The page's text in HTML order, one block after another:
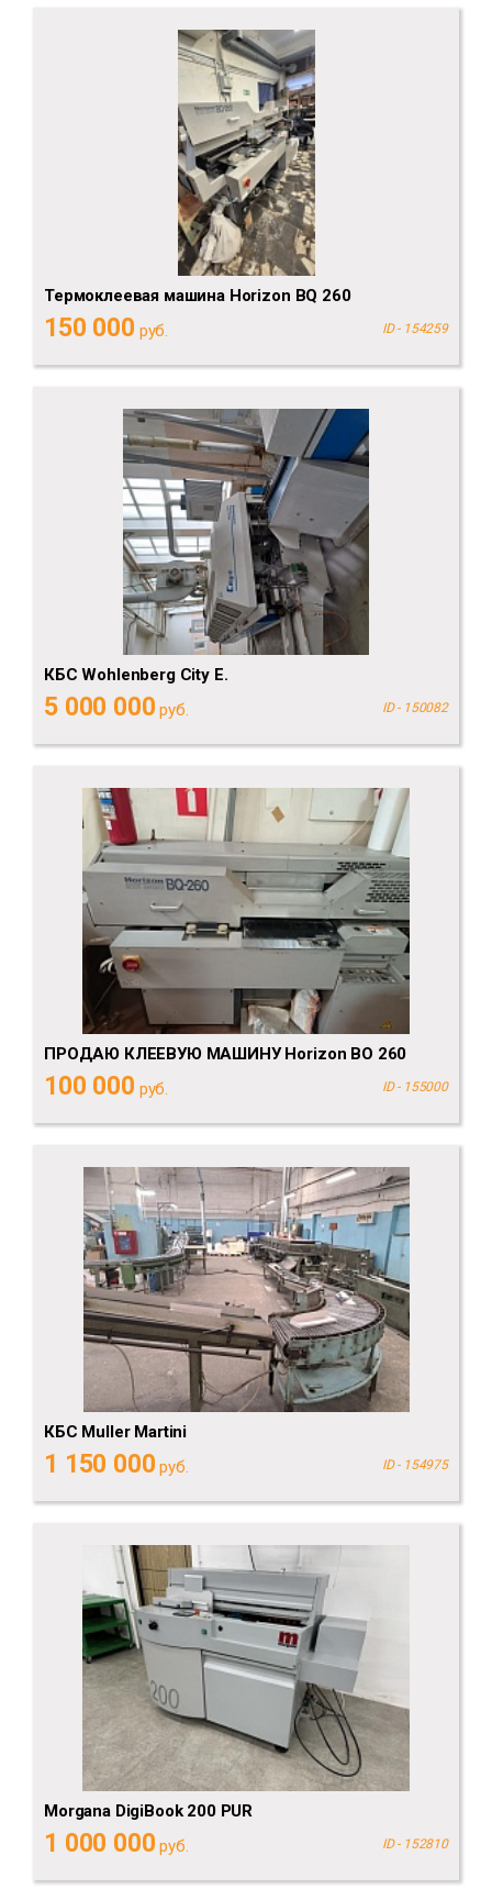
Термоклеевая машина Horizon BQ 260
150 000 руб. ID - 154259
КБС Wohlenberg City E.
5 000 000 руб. ID - 150082
ПРОДАЮ КЛЕЕВУЮ МАШИНУ Horizon BO 260
100 000 руб. ID - 155000
КБС Muller Martini
1 150 000 руб. ID - 154975
Morgana DigiBook 200 PUR
1 000 000 руб. ID - 152810